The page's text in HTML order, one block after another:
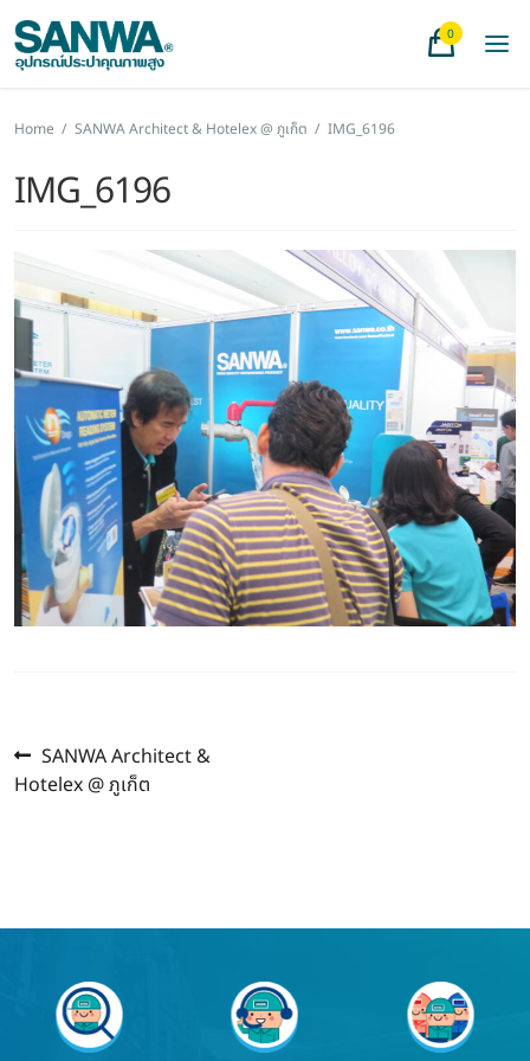
0
Home / SANWA Architect & Hotelex @ ภูเก็ต / IMG_6196
IMG_6196
แนะแนว
เรื่อง
Previous
post:
SANWA Architect &
Hotelex @ ภูเก็ต